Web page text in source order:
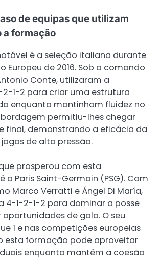
de equipas que utilizam
a formação
é a seleção italiana durante
Europeu de 2016. Sob o comando
Conte, utilizaram a
1-2 para criar uma estrutura
enquanto mantinham fluidez no
permitiu-lhes chegar
final, demonstrando a eficácia da
de alta pressão.
prosperou com esta
o Paris Saint-Germain (PSG). Com
Marco Verratti e Ángel Di María,
4-1-2-1-2 para dominar a posse
de golo. O seu
1 e nas competições europeias
esta formação pode aproveitar
enquanto mantém a coesão